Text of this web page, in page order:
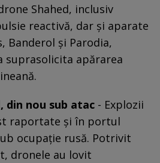
Shahed, inclusiv
reactivă, dar și aparate
Banderol și Parodia,
apărarea
din nou sub atac - Explozii
raportate și în portul
ocupație rusă. Potrivit
dronele au lovit